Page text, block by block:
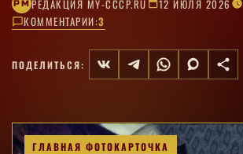
РM РЕДАКЦИЯ MY-CCCP.RU 12 ИЮЛЯ 2026
КОММЕНТАРИИ:3
ПОДЕЛИТЬСЯ:
ГЛАВНАЯ ФОТОКАРТОЧКА